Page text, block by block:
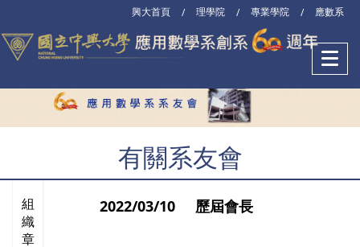
興大首頁 / 理學院 / 專業學院 / 應數系
有關系友會
組
織
章
2022/03/10 歷屆會長